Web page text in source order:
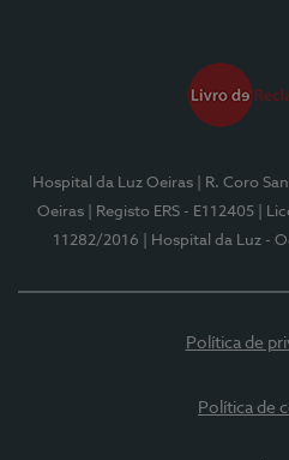
Hospital da Luz Oeiras
| R. Coro
Oeiras
| Registo ERS - E112405
|
11282/2016
| Hospital da Luz -
Política de
Política de